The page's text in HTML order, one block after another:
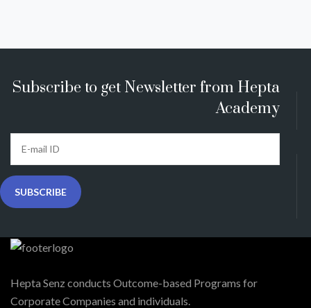
Subscribe to get Newsletter from Hepta
Academy
Hepta Senz conducts Outcome-based Programs for
Corporate Companies and individuals.